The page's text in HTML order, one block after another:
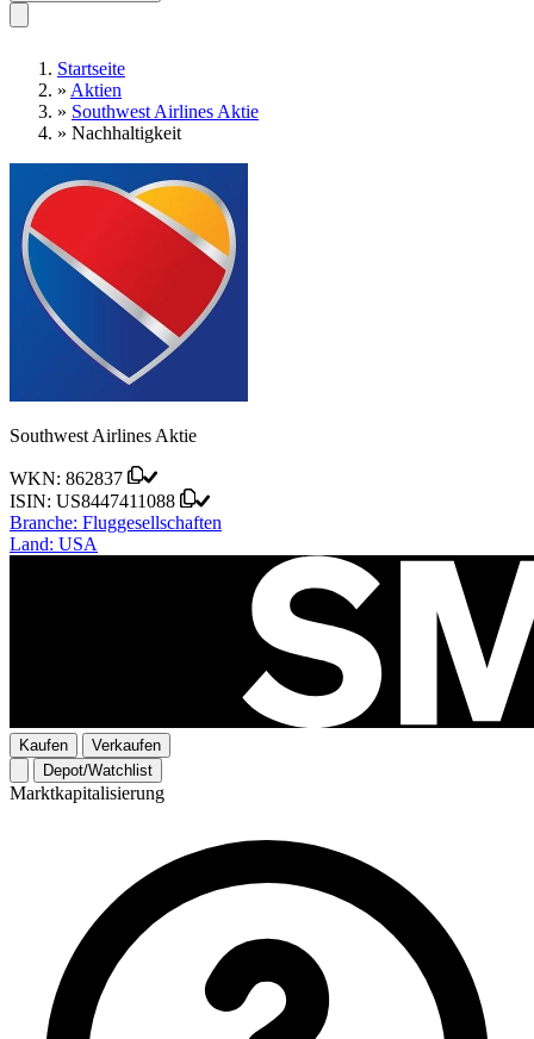
Startseite
» Aktien
» Southwest Airlines Aktie
» Nachhaltigkeit
Southwest Airlines Aktie
WKN: 862837
ISIN: US8447411088
Branche: Fluggesellschaften
Land: USA
Kaufen
Verkaufen
Depot/Watchlist
Marktkapitalisierung